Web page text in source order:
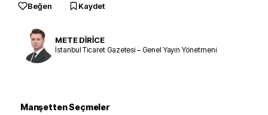
Beğen Kaydet
METE DİRİCE
İstanbul Ticaret Gazetesi – Genel Yayın Yönetmeni
Manşetten Seçmeler